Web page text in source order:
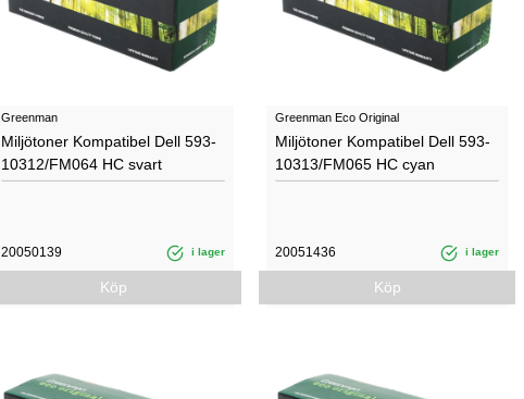
Greenman
Miljötoner Kompatibel Dell 593-
10312/FM064 HC svart
20050139 i lager
Köp
Greenman Eco Original
Miljötoner Kompatibel Dell 593-
10313/FM065 HC cyan
20051436 i lager
Köp